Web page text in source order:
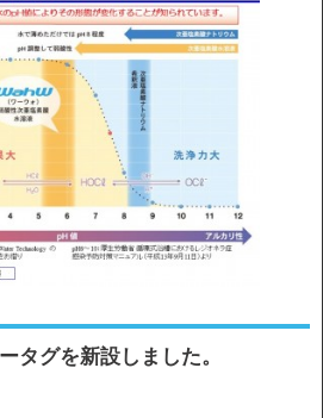
タグを新設しました。